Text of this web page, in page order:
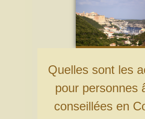
Quelles sont les activités
pour personnes
conseillées en